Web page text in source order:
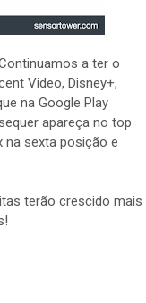
a ter o
Video, Disney+,
na Google Play
apareça no top
na sexta posição e
terão crescido mais